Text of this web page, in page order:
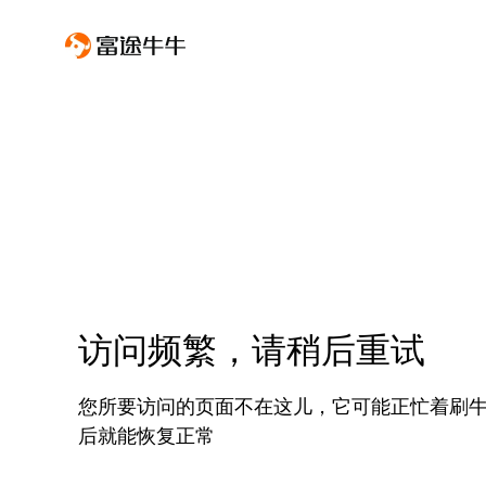
访问频繁，请稍后重试
您所要访问的页面不在这儿，它可能正忙着刷
后就能恢复正常